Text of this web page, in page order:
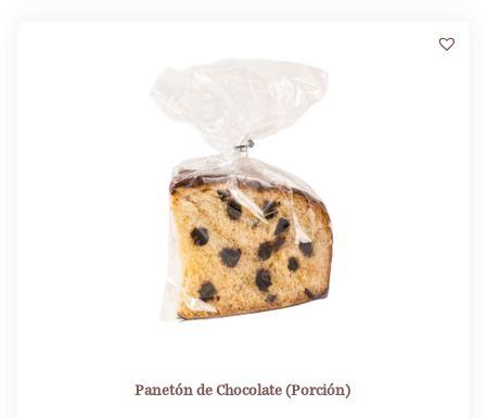
Panetón de Chocolate (Porción)